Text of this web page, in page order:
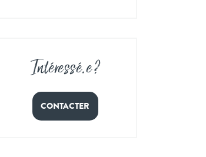
Intéressé.e ?
CONTACTER